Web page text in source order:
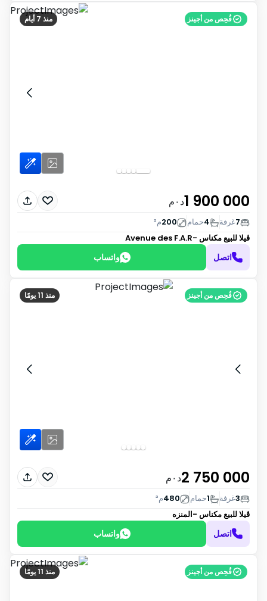
منذ 7 أيام فُحِص من أجينز
1 900 000د٠م
7غرفة 4حمام 200م²
ڤيلا للبيعمكناس -Avenue des F.A.R
اتصل واتساب
منذ 11 يومًا فُحِص من أجينز
2 750 000د٠م
3غرفة 1حمام 480م²
ڤيلا للبيعمكناس -المنزه
اتصل واتساب
منذ 11 يومًا فُحِص من أجينز